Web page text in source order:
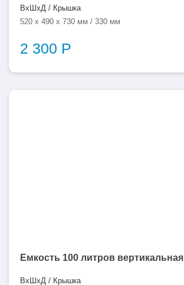
ВхШхД / Крышка
520 x 490 x 730 мм / 330 мм
2 300 Р
Емкость 100 литров вертикальная
ВхШхД / Крышка